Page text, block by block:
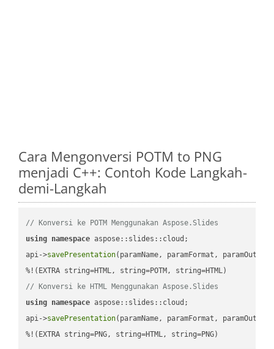
Cara Mengonversi POTM to PNG
menjadi C++: Contoh Kode Langkah-
demi-Langkah
// Konversi ke POTM Menggunakan Aspose.Slides
using namespace aspose::slides::cloud;
api->savePresentation(paramName, paramFormat,
// Konversi ke HTML Menggunakan Aspose.Slides
using namespace aspose::slides::cloud;
api->savePresentation(paramName, paramFormat,
%!(EXTRA string=PNG, string=HTML, string=PNG)